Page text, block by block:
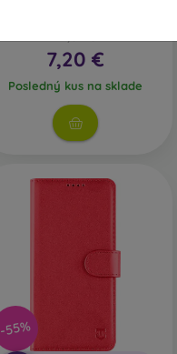
7,20 €
Posledný kus na sklade
-55%